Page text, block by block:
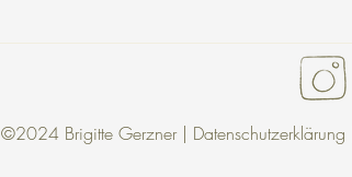
©2024 Brigitte Gerzner | Datenschutzerklärung